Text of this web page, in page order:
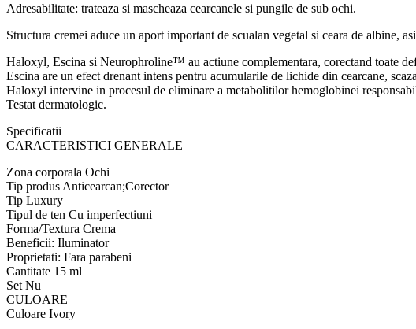
Adresabilitate: trateaza si mascheaza cearcanele si pungile de sub ochi.
Structura cremei aduce un aport important de scualan vegetal si ceara de albine,
Haloxyl, Escina si Neurophroline™ au actiune complementara, corectand toate
Escina are un efect drenant intens pentru acumularile de lichide din cearcane,
Haloxyl intervine in procesul de eliminare a metabolitilor hemoglobinei
Testat dermatologic.
Specificatii
CARACTERISTICI GENERALE
Zona corporala Ochi
Tip produs Anticearcan;Corector
Tip Luxury
Tipul de ten Cu imperfectiuni
Forma/Textura Crema
Beneficii: Iluminator
Proprietati: Fara parabeni
Cantitate 15 ml
Set Nu
CULOARE
Culoare Ivory